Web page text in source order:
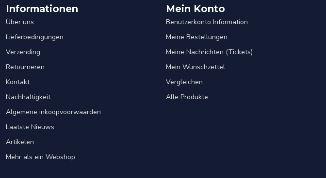
Informationen
Über uns
Lieferbedingungen
Verzending
Retourneren
Kontakt
Nachhaltigkeit
Algemene inkoopvoorwaarden
Laatste Nieuws
Artikelen
Mehr als ein Webshop
Mein Konto
Benutzerkonto Information
Meine Bestellungen
Meine Nachrichten (Tickets)
Mein Wunschzettel
Vergleichen
Alle Produkte